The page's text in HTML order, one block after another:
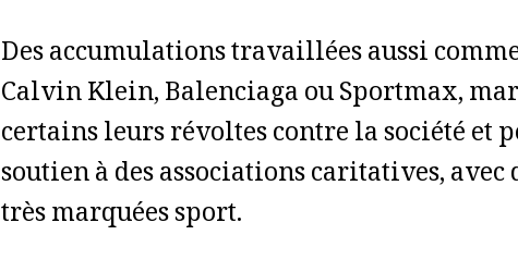
Des accumulations travaillées aussi
Calvin Klein, Balenciaga ou Sportmax,
certains leurs révoltes contre la société et
soutien à des associations caritatives, avec
très marquées sport.